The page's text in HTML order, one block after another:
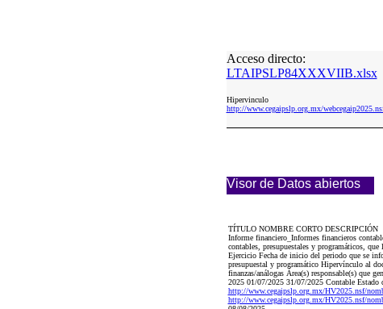
Acceso directo:
LTAIPSLP84XXXVIIB.xlsx
Hipervinculo
http://www.cegaipslp.org.mx/
Visor de Datos abiertos
TÍTULO NOMBRE CORTO DESCRIPCIÓN
Informe financiero_Informes financieros
contables, presupuestales y programáticos,
Ejercicio Fecha de inicio del periodo que se
presupuestal y programático Hipervínculo al
finanzas/análogas Área(s) responsable(s) que
2025 01/07/2025 31/07/2025 Contable Estado
http://www.cegaipslp.org.mx/HV2025.nsf/
http://www.cegaipslp.org.mx/HV2025.nsf/